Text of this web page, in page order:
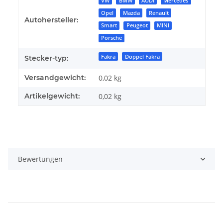
Autohersteller:
Opel
Mazda
Renault
Smart
Peugeot
MINI
Porsche
Stecker-typ: Fakra Doppel Fakra
Versandgewicht: 0,02 kg
Artikelgewicht: 0,02 kg
Bewertungen